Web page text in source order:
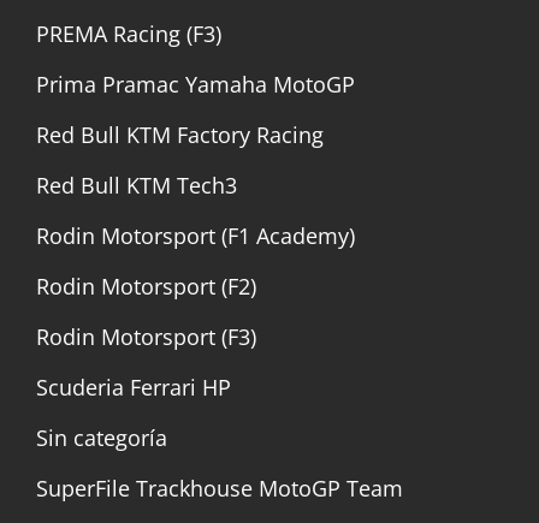
PREMA Racing (F3)
Prima Pramac Yamaha MotoGP
Red Bull KTM Factory Racing
Red Bull KTM Tech3
Rodin Motorsport (F1 Academy)
Rodin Motorsport (F2)
Rodin Motorsport (F3)
Scuderia Ferrari HP
Sin categoría
SuperFile Trackhouse MotoGP Team